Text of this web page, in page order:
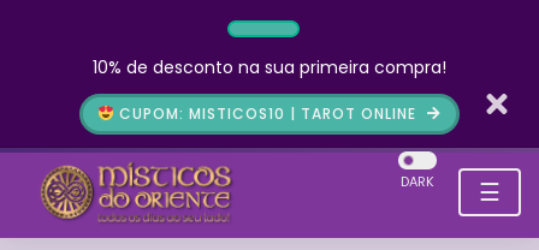
10% de desconto na sua primeira compra!
CUPOM: MISTICOS10 | TAROT ONLINE
☰
DARK